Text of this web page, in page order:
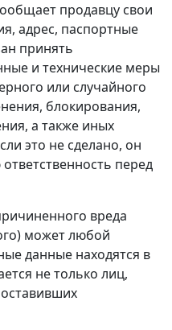
продавцу свои
адрес, паспортные
принять
и технические меры
или случайного
блокирования,
а также иных
это не сделано, он
перед
вреда
может любой
данные находятся в
не только лиц,